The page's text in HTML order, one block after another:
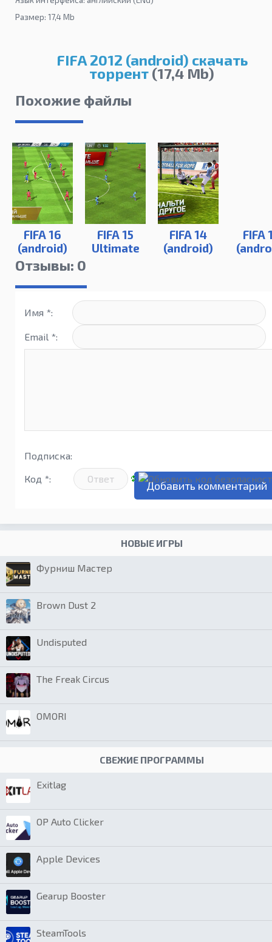
Размер: 17,4 Mb
FIFA 2012 (android) скачать
торрент (17,4 Mb)
Похожие файлы
FIFA 16
(android)
FIFA 15
Ultimate
FIFA 14
(android)
FIFA
Отзывы: 0
Имя *:
Email *:
Подписка:
Код *:
НОВЫЕ ИГРЫ
Фурниш Мастер
Brown Dust 2
Undisputed
The Freak Circus
OMORI
СВЕЖИЕ ПРОГРАММЫ
Exitlag
OP Auto Clicker
Apple Devices
Gearup Booster
SteamTools